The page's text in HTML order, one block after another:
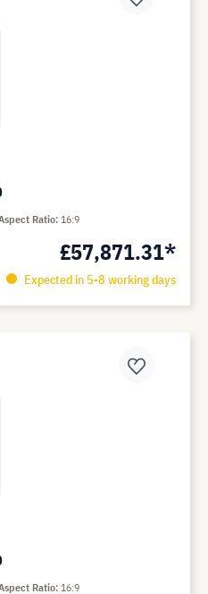
£57,871.31*
Expected in 5-8 working days
Ratio 16:9
Ratio 16:9